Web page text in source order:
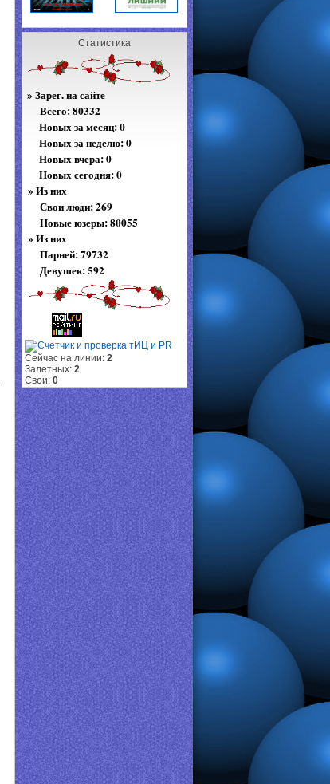
Статистика
» Зарег. на сайте
Всего:80332
Новых за месяц: 0
Новых за неделю: 0
Новых вчера: 0
Новых сегодня: 0
» Из них
Свои люди: 269
Новые юзеры: 80055
» Из них
Парней: 79732
Девушек: 592
Сейчас на линии: 2
Залетных: 2
Свои: 0